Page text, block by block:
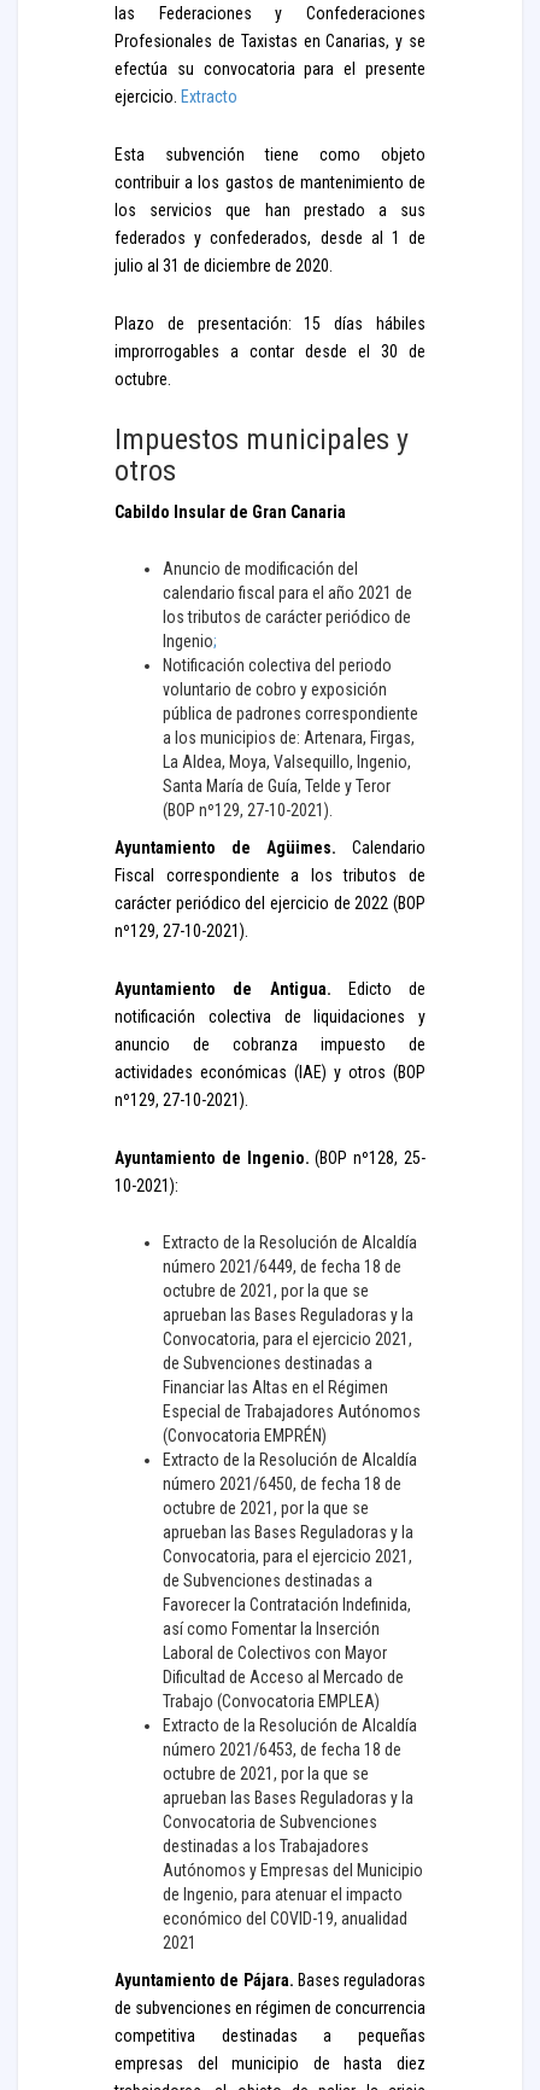
las Federaciones y Confederaciones
Profesionales de Taxistas en Canarias, y se
efectúa su convocatoria para el presente
ejercicio. Extracto
Esta subvención tiene como objeto
contribuir a los gastos de mantenimiento de
los servicios que han prestado a sus
federados y confederados, desde al 1 de
julio al 31 de diciembre de 2020.
Plazo de presentación: 15 días hábiles
improrrogables a contar desde el 30 de
octubre.
Impuestos municipales y
otros
Cabildo Insular de Gran Canaria
Anuncio de modificación del
calendario fiscal para el año 2021 de
los tributos de carácter periódico de
Ingenio;
Notificación colectiva del periodo
voluntario de cobro y exposición
pública de padrones correspondiente
a los municipios de: Artenara, Firgas,
La Aldea, Moya, Valsequillo, Ingenio,
Santa María de Guía, Telde y Teror
(BOP nº129, 27-10-2021).
Ayuntamiento de Agüimes. Calendario
Fiscal correspondiente a los tributos de
carácter periódico del ejercicio de 2022 (BOP
nº129, 27-10-2021).
Ayuntamiento de Antigua.
Edicto de
notificación colectiva de liquidaciones y
anuncio de cobranza impuesto de
actividades económicas (IAE) y otros (BOP
nº129, 27-10-2021).
Ayuntamiento de Ingenio.(BOP nº128, 25-
10-2021):
Extracto de la Resolución de Alcaldía
número 2021/6449, de fecha 18 de
octubre de 2021, por la que se
aprueban las Bases Reguladoras y la
Convocatoria, para el ejercicio 2021,
de Subvenciones destinadas a
Financiar las Altas en el Régimen
Especial de Trabajadores Autónomos
(Convocatoria EMPRÉN)
Extracto de la Resolución de Alcaldía
número 2021/6450, de fecha 18 de
octubre de 2021, por la que se
aprueban las Bases Reguladoras y la
Convocatoria, para el ejercicio 2021,
de Subvenciones destinadas a
Favorecer la Contratación Indefinida,
así como Fomentar la Inserción
Laboral de Colectivos con Mayor
Dificultad de Acceso al Mercado de
Trabajo (Convocatoria EMPLEA)
Extracto de la Resolución de Alcaldía
número 2021/6453, de fecha 18 de
octubre de 2021, por la que se
aprueban las Bases Reguladoras y la
Convocatoria de Subvenciones
destinadas a los Trabajadores
Autónomos y Empresas del Municipio
de Ingenio, para atenuar el impacto
económico del COVID-19, anualidad
2021
Ayuntamiento de Pájara. Bases reguladoras
de subvenciones en régimen de concurrencia
competitiva destinadas a pequeñas
empresas del municipio de hasta diez